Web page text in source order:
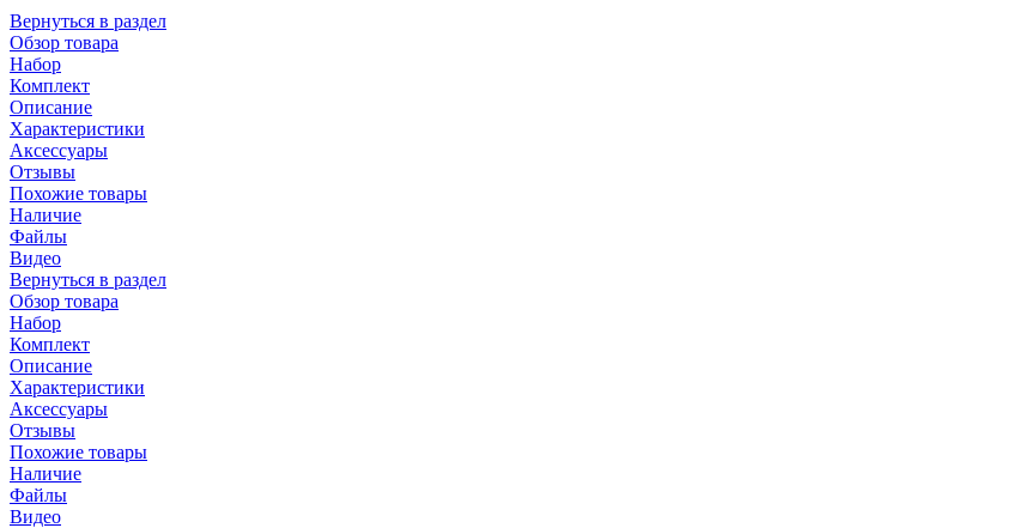
Вернуться в раздел
Обзор товара
Набор
Комплект
Описание
Характеристики
Аксессуары
Отзывы
Похожие товары
Наличие
Файлы
Видео
Вернуться в раздел
Обзор товара
Набор
Комплект
Описание
Характеристики
Аксессуары
Отзывы
Похожие товары
Наличие
Файлы
Видео